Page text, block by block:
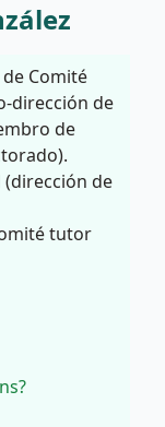
Comité
dirección de
de
de
tutor